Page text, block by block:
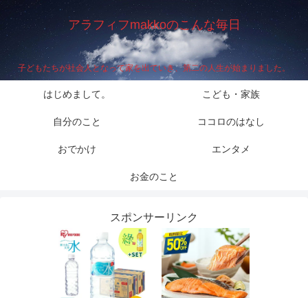
アラフィフmakkoのこんな毎日
子どもたちが社会人となって家を出ていき、第二の人生が始まりました。
はじめまして。 こども・家族
自分のこと ココロのはなし
おでかけ エンタメ
お金のこと
スポンサーリンク